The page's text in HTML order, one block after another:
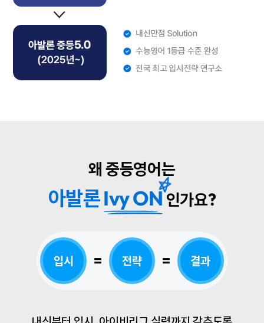
왜 중등영어는
아발론Ivy ON인가요?
입시 = 전략 = 결과